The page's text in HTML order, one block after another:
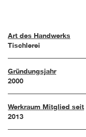
Art des Handwerks
Tischlerei
Gründungsjahr
2000
Werkraum Mitglied seit
2013